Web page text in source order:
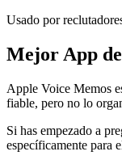
Usado por
Mejor App de
Apple Voice Memos
fiable, pero no lo
Si has empezado a
específicamente para